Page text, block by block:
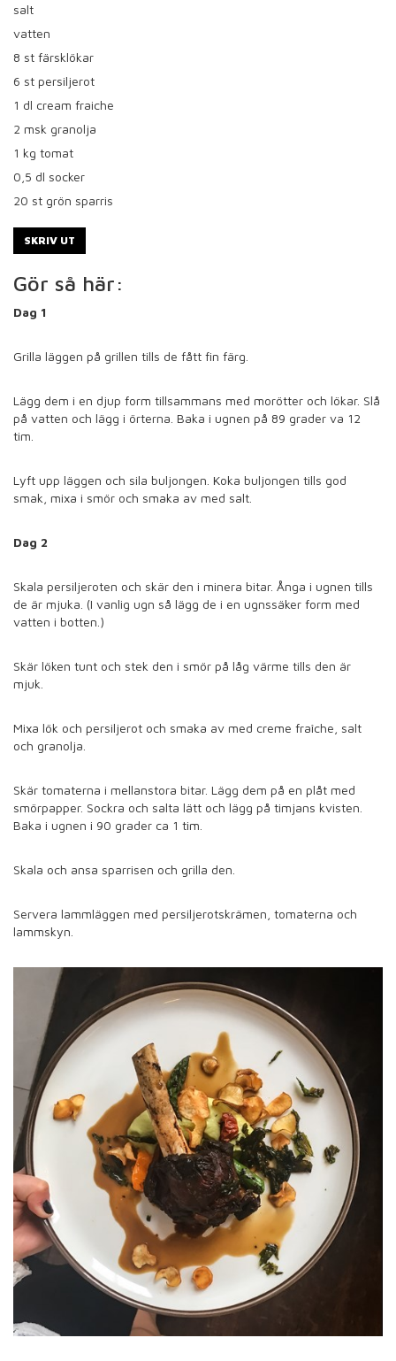
salt
vatten
8 st färsklökar
6 st persiljerot
1 dl cream fraiche
2 msk granolja
1 kg tomat
0,5 dl socker
20 st grön sparris
SKRIV UT
Gör så här:
Dag 1
Grilla läggen på grillen tills de fått fin färg.
Lägg dem i en djup form tillsammans med morötter och lökar. Slå
på vatten och lägg i örterna. Baka i ugnen på 89 grader va 12
tim.
Lyft upp läggen och sila buljongen. Koka buljongen tills god
smak, mixa i smör och smaka av med salt.
Dag 2
Skala persiljeroten och skär den i minera bitar. Ånga i ugnen tills
de är mjuka. (I vanlig ugn så lägg de i en ugnssäker form med
vatten i botten.)
Skär löken tunt och stek den i smör på låg värme tills den är
mjuk.
Mixa lök och persiljerot och smaka av med creme fraîche, salt
och granolja.
Skär tomaterna i mellanstora bitar. Lägg dem på en plåt med
smörpapper. Sockra och salta lätt och lägg på timjans kvisten.
Baka i ugnen i 90 grader ca 1 tim.
Skala och ansa sparrisen och grilla den.
Servera lammläggen med persiljerotskrämen, tomaterna och
lammskyn.